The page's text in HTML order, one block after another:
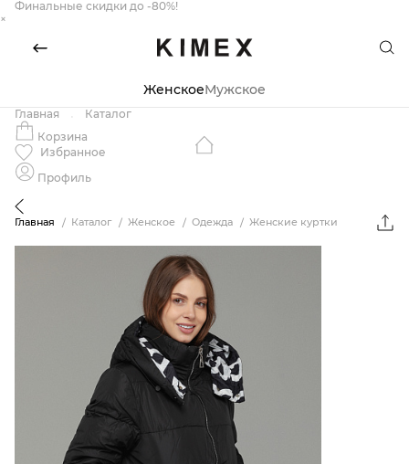
Финальные скидки до -80%!
×
ЖенскоеМужское
Главная
Каталог
Корзина
Избранное
Профиль
Главная Каталог Женское Одежда Женские куртки